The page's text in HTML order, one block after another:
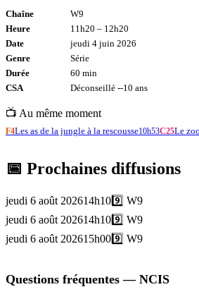
Chaîne
W9
Heure
11h20 – 12h20
Date
jeudi 4 juin 2026
Genre
Série
Durée
60 min
CSA
Déconseillé --10 ans
📺 Au même moment
F4Les as de la jungle à la rescousse10h53C25Le
📅 Prochaines diffusions
jeudi 6 août 202614h109️⃣ W9
jeudi 6 août 202614h109️⃣ W9
jeudi 6 août 202615h009️⃣ W9
Questions fréquentes — NCIS